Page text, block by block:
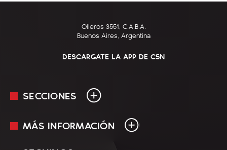
Olleros 3551, C.A.B.A.
Buenos Aires, Argentina
DESCARGATE LA APP DE C5N
SECCIONES
En Vivo
MÁS INFORMACIÓN